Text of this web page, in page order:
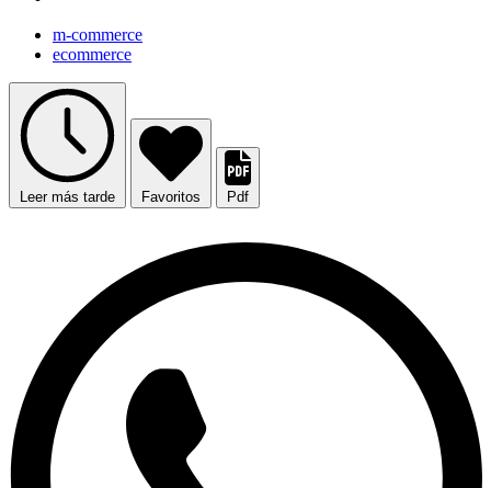
m-commerce
ecommerce
Leer más tarde Favoritos Pdf